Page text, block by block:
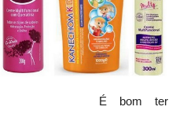
É bom ter